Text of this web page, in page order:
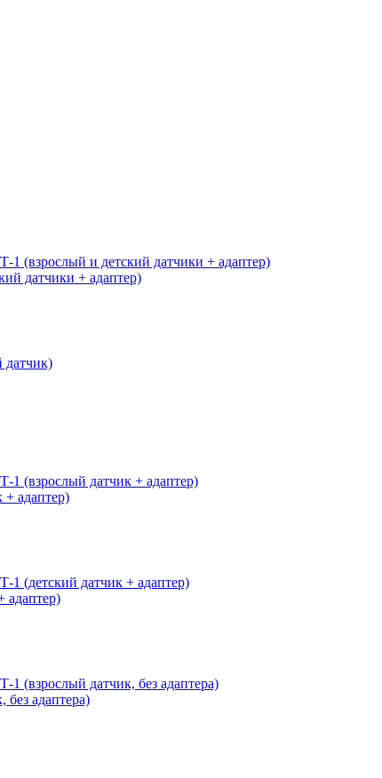
датчики + адаптер)
адаптер)
адаптер)
адаптера)